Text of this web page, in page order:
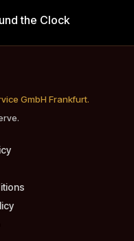
the Clock
GmbH Frankfurt.